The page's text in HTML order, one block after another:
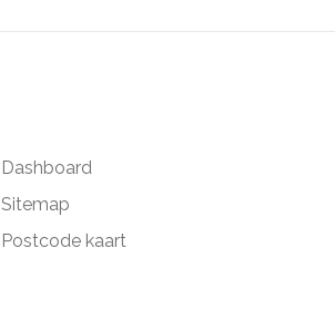
Dashboard
Sitemap
Postcode kaart